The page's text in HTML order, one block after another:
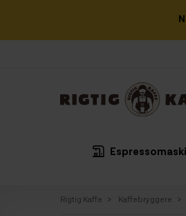
Rigtig Kaffe Kaffebryggere